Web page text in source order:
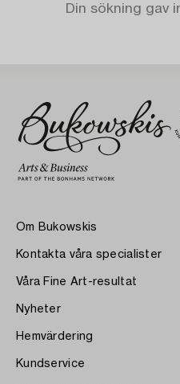
Din sökning gav
Om Bukowskis
Kontakta våra specialister
Våra Fine Art-resultat
Nyheter
Hemvärdering
Kundservice